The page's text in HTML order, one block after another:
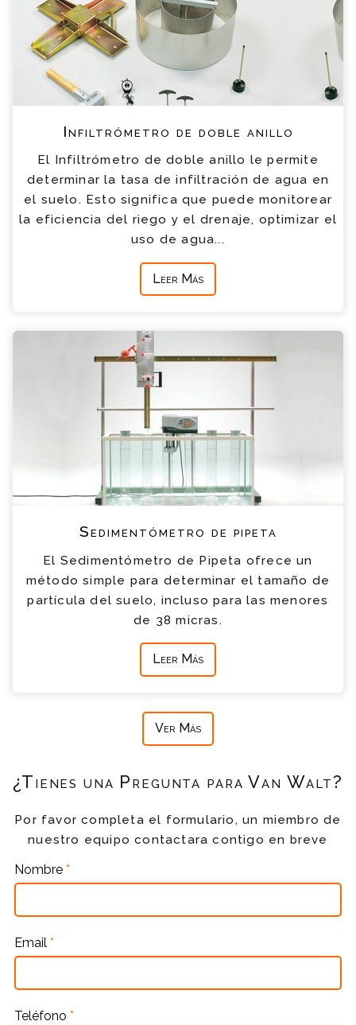
Infiltrómetro de doble anillo
El Infiltrómetro de doble anillo le permite
determinar la tasa de infiltración de agua en
el suelo. Esto significa que puede monitorear
la eficiencia del riego y el drenaje, optimizar el
uso de agua...
Leer Más
Sedimentómetro de pipeta
El Sedimentómetro de Pipeta ofrece un
método simple para determinar el tamaño de
partícula del suelo, incluso para las menores
de 38 micras.
Leer Más
Ver Más
¿Tienes una Pregunta para Van Walt?
Por favor completa el formulario, un miembro de
nuestro equipo contactara contigo en breve
Nombre *
Email *
Teléfono *